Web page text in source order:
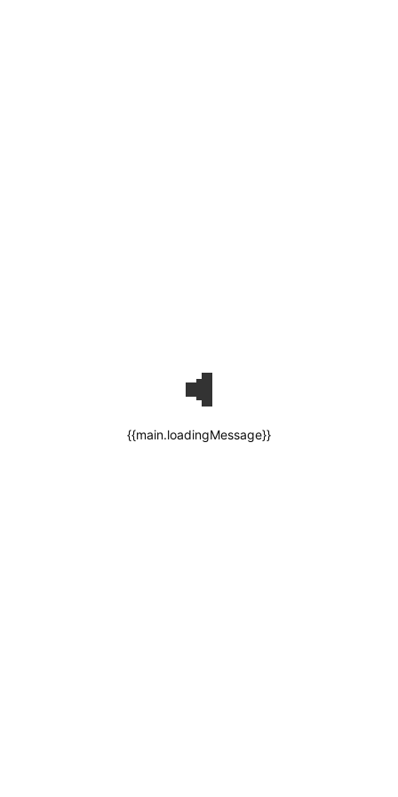
{{main.loadingMessage}}